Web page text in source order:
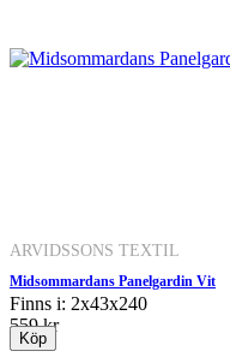
ARVIDSSONS TEXTIL
Midsommardans Panelgardin Vit
Finns i: 2x43x240
559 kr